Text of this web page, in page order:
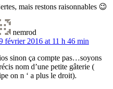
mais restons raisonnables 😉
nemrod
février 2016 at 11 h 46 min
sinon ça compte pas…soyons
nom d’une petite gâterie (
on n ‘ a plus le droit).